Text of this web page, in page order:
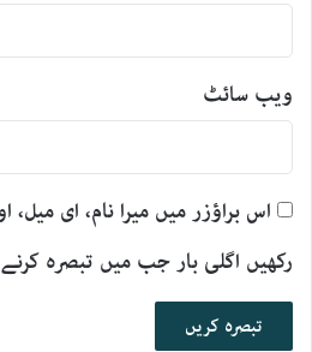
ویب‌ سائٹ
اس براؤزر میں میرا نام، ای
رکھیں اگلی بار جب میں تبصرہ